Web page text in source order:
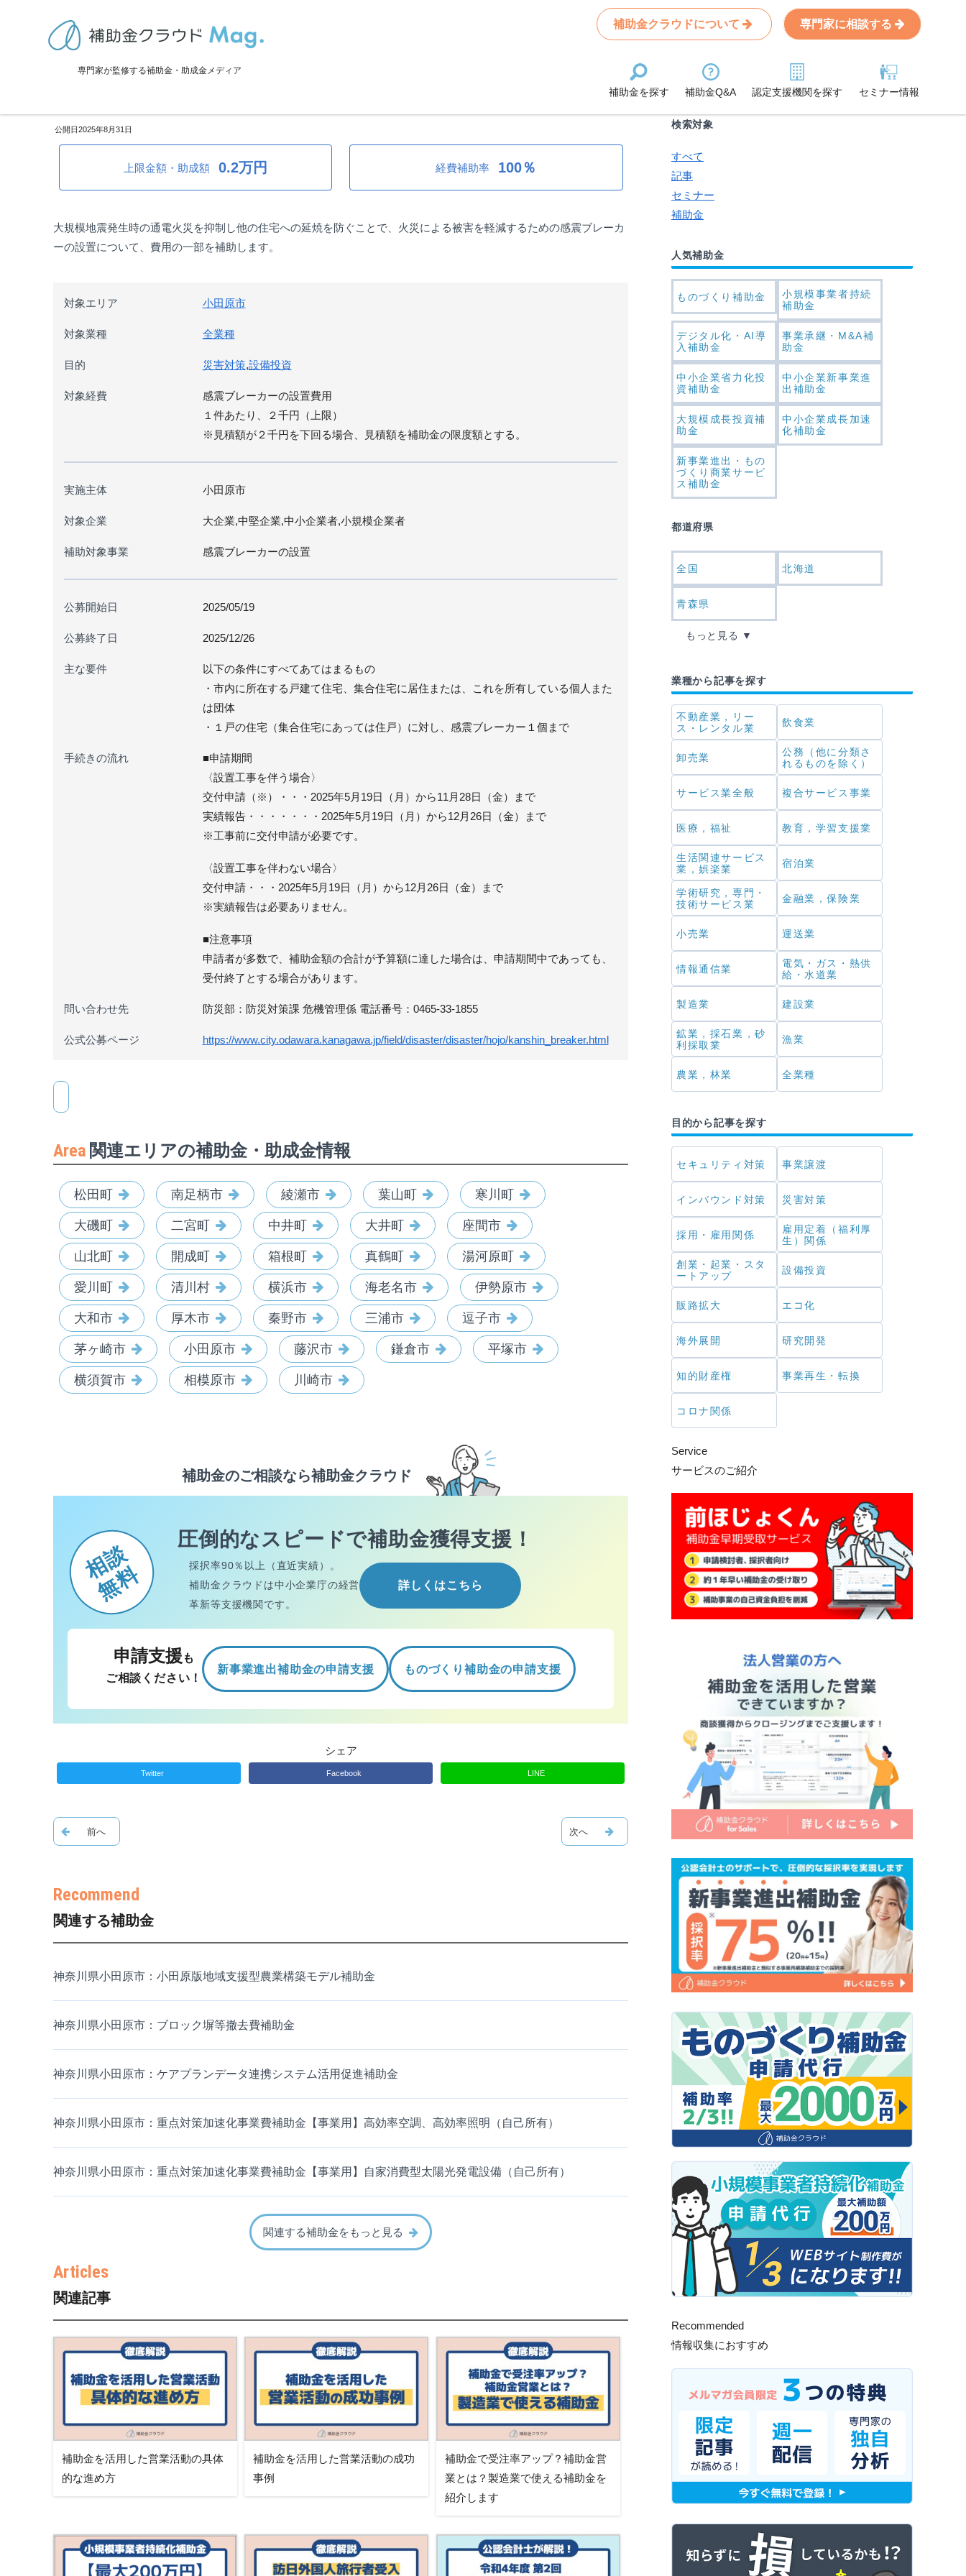
専門家が監修する補助金・助成金メディア
補助金クラウドについて 専門家に相談する
補助金を探す 補助金Q&A 認定支援機関を探す セミナー情報
>補助金・助成金詳細
2025年8月31日
上限金額・助成額 0.2万円 経費補助率 100％
大規模地震発生時の通電火災を抑制し他の住宅への延焼を防ぐことで、火災による被害を軽減するための感震ブレーカ
ーの設置について、費用の一部を補助します。
対象エリア 小田原市
対象業種 全業種
目的 災害対策,設備投資
対象経費
感震ブレーカーの設置費用
１件あたり、２千円（上限）
※見積額が２千円を下回る場合、見積額を補助金の限度額とする。
実施主体 小田原市
対象企業 大企業,中堅企業,中小企業者,小規模企業者
補助対象事業 感震ブレーカーの設置
公募開始日 2025/05/19
公募終了日 2025/12/26
主な要件
以下の条件にすべてあてはまるもの
・市内に所在する戸建て住宅、集合住宅に居住または、これを所有している個人また
は団体
・１戸の住宅（集合住宅にあっては住戸）に対し、感震ブレーカー１個まで
手続きの流れ
■申請期間
〈設置工事を伴う場合〉
交付申請（※）・・・2025年5月19日（月）から11月28日（金）まで
実績報告・・・・・・・2025年5月19日（月）から12月26日（金）まで
※工事前に交付申請が必要です。
〈設置工事を伴わない場合〉
交付申請・・・2025年5月19日（月）から12月26日（金）まで
※実績報告は必要ありません。
■注意事項
申請者が多数で、補助金額の合計が予算額に達した場合は、申請期間中であっても、
受付終了とする場合があります。
問い合わせ先 防災部：防災対策課 危機管理係 電話番号：0465-33-1855
公式公募ページ https://www.city.odawara.kanagawa.jp/field/disaster/disaster/hojo/kanshin_breaker.html
Area 関連エリアの補助金・助成金情報
松田町 南足柄市 綾瀬市 葉山町 寒川町
大磯町 二宮町 中井町 大井町 座間市
山北町 開成町 箱根町 真鶴町 湯河原町
愛川町 清川村 横浜市 海老名市 伊勢原市
大和市 厚木市 秦野市 三浦市 逗子市
茅ヶ崎市 小田原市 藤沢市 鎌倉市 平塚市
横須賀市 相模原市 川崎市
補助金のご相談なら補助金クラウド
相談
無料
圧倒的なスピードで補助金獲得支援！
採択率90％以上（直近実績）。
補助金クラウドは中小企業庁の経営
革新等支援機関です。
詳しくはこちら
申請支援 も
ご相談ください！
新事業進出補助金の申請支援 ものづくり補助金の申請支援
シェア
Twitter Facebook LINE
関連する補助金
神奈川県小田原市：小田原版地域支援型農業構築モデル補助金
神奈川県小田原市：ブロック塀等撤去費補助金
神奈川県小田原市：ケアプランデータ連携システム活用促進補助金
神奈川県小田原市：重点対策加速化事業費補助金【事業用】高効率空調、高効率照明（自己所有）
神奈川県小田原市：重点対策加速化事業費補助金【事業用】自家消費型太陽光発電設備（自己所有）
関連する補助金をもっと見る
関連記事
補助金を活用した営業活動の具体
的な進め方
補助金を活用した営業活動の成功
事例
補助金で受注率アップ？補助金営
業とは？製造業で使える補助金を
紹介します
Search
条件から記事を探す
検索対象
すべて
記事
セミナー
補助金
人気補助金
ものづくり補助金
小規模事業者持続
補助金
デジタル化・AI導
入補助金
事業承継・M&A補
助金
中小企業省力化投
資補助金
中小企業新事業進
出補助金
大規模成長投資補
助金
中小企業成長加速
化補助金
新事業進出・もの
づくり商業サービ
ス補助金
都道府県
全国 北海道
青森県
もっと見る
業種から記事を探す
不動産業，リー
ス・レンタル業
飲食業
卸売業
公務（他に分類さ
れるものを除く）
サービス業全般 複合サービス事業
医療，福祉 教育，学習支援業
生活関連サービス
業，娯楽業
宿泊業
学術研究，専門・
技術サービス業
金融業，保険業
小売業 運送業
情報通信業
電気・ガス・熱供
給・水道業
製造業 建設業
鉱業，採石業，砂
利採取業
漁業
農業，林業 全業種
目的から記事を探す
セキュリティ対策 事業譲渡
インバウンド対策 災害対策
採用・雇用関係
雇用定着（福利厚
生）関係
創業・起業・スタ
ートアップ
設備投資
販路拡大 エコ化
海外展開 研究開発
知的財産権 事業再生・転換
コロナ関係
Service
サービスのご紹介
Recommended
情報収集におすすめ